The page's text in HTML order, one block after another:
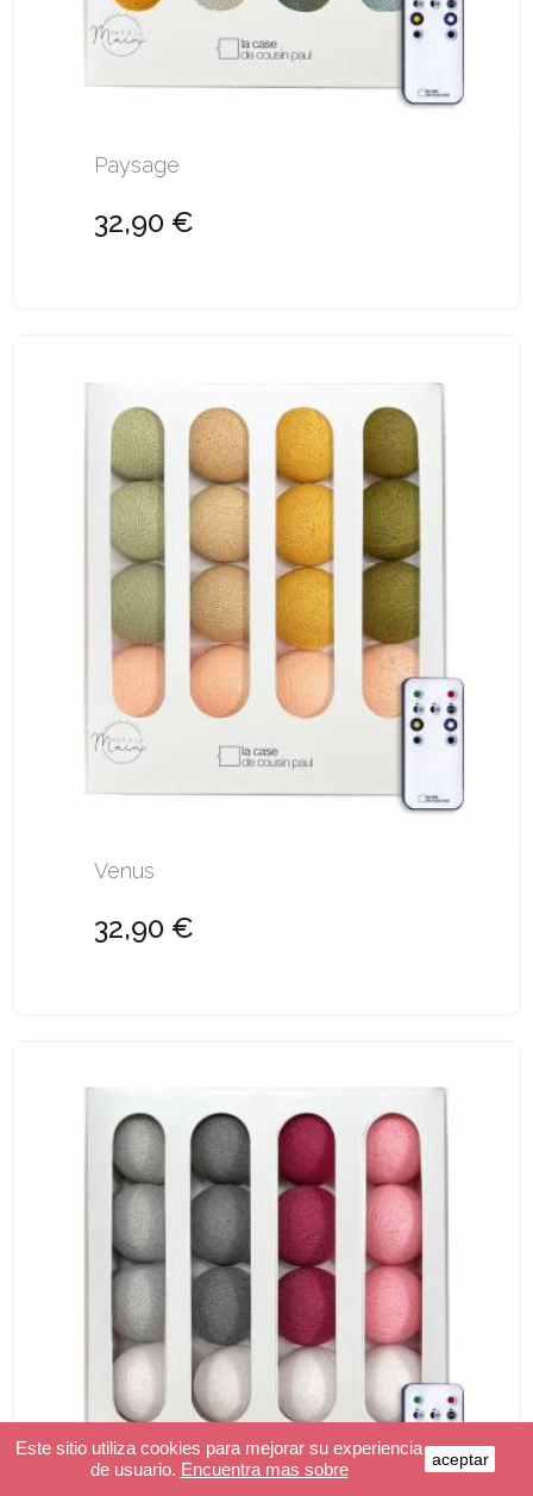
Paysage
32,90 €
Venus
32,90 €
Este sitio utiliza cookies para mejorar su experiencia
de usuario. Encuentra mas sobre aceptar